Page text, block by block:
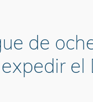
de
el